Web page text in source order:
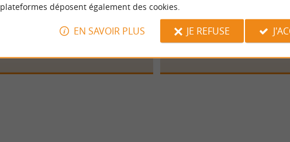
IMUA La
plateformes déposent également des cookies.
EN SAVOIR PLUS JE REFUSE